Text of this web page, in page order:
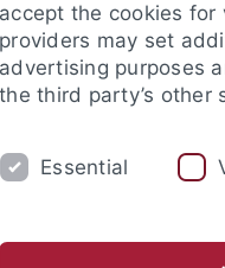
FORSCHUNG
accept the cookies
providers may set
advertising purposes
the third party’s other
Essential